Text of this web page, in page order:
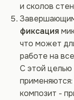
и сколов
фиксация
что может
работе на
С этой целью
композит -